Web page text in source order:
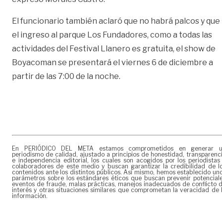
El funcionario también aclaró que no habrá palcos y que
el ingreso al parque Los Fundadores, como a todas las
actividades del Festival Llanero es gratuita, el show de
Boyacoman se presentará el viernes 6 de diciembre a
partir de las 7:00 de la noche.
En PERIÓDICO DEL META estamos comprometidos en generar
periodismo de calidad, ajustado a principios de honestidad,
e independencia editorial, los cuales son acogidos por los periodistas
colaboradores de este medio y buscan garantizar la credibilidad de
contenidos ante los distintos públicos. Así mismo, hemos establecido
parámetros sobre los estándares éticos que buscan prevenir
eventos de fraude, malas prácticas, manejos inadecuados de conflicto
interés y otras situaciones similares que comprometan la veracidad de
información.